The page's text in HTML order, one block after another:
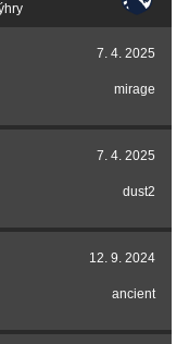
7. 4. 2025
mirage
7. 4. 2025
dust2
12. 9. 2024
ancient